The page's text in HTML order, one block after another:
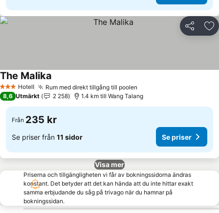
Dela
3 StjärnorHotell Rum med direkt tillgång till poolen
The Malika
8,6 Utmärkt 2 258 1.4 km till Wang Talang
Från 235 kr
Se priser från 11 sidor Se priser
Visa mer
Priserna och tillgängligheten vi får av bokningssidorna ändras
konstant. Det betyder att det kan hända att du inte hittar exakt
samma erbjudande du såg på trivago när du hamnar på
bokningssidan.